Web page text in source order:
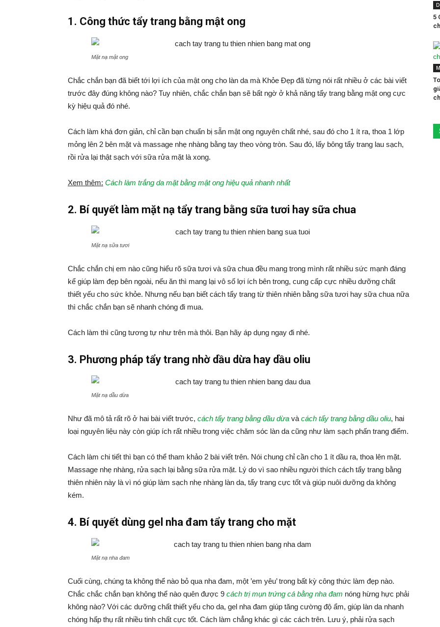
1. Công thức tẩy trang bằng mật ong
Mặt nạ mật ong
Chắc chắn bạn đã biết tới lợi ích của mật ong cho làn da mà Khỏe Đẹp đã từng nói rất nhiều ở các bài viết
trước đây đúng không nào? Tuy nhiên, chắc chắn bạn sẽ bất ngờ ở khả năng tẩy trang bằng mật ong cực
kỳ hiệu quả đó nhé.
Cách làm khá đơn giản, chỉ cần bạn chuẩn bị sẵn mật ong nguyên chất nhé, sau đó cho 1 ít ra, thoa 1 lớp
mỏng lên 2 bên mặt và massage nhẹ nhàng bằng tay theo vòng tròn. Sau đó, lấy bông tẩy trang lau sạch,
rồi rửa lại thật sạch với sữa rửa mặt là xong.
Xem thêm: Cách làm trắng da mặt bằng mật ong hiệu quả nhanh nhất
2. Bí quyết làm mặt nạ tẩy trang bằng sữa tươi hay sữa chua
Mặt nạ sữa tươi
Chắc chắn chị em nào cũng hiểu rõ sữa tươi và sữa chua đều mang trong mình rất nhiều sức mạnh đáng
kể giúp làm đẹp bên ngoài, nếu ăn thì mang lại vô số lợi ích bên trong, cung cấp cực nhiều dưỡng chất
thiết yếu cho sức khỏe. Nhưng nếu bạn biết cách tẩy trang từ thiên nhiên bằng sữa tươi hay sữa chua nữa
thì chắc chắn bạn sẽ nhanh chóng đi mua.
Cách làm thì cũng tương tự như trên mà thôi. Bạn hãy áp dụng ngay đi nhé.
3. Phương pháp tẩy trang nhờ dầu dừa hay dầu oliu
Mặt nạ dầu dừa
Như đã mô tả rất rõ ở hai bài viết trước, cách tẩy trang bằng dầu dừa và cách tẩy trang bằng dầu oliu, hai
loại nguyên liệu này còn giúp ích rất nhiều trong việc chăm sóc làn da cũng như làm sạch phấn trang điểm.
Cách làm chi tiết thì bạn có thể tham khảo 2 bài viết trên. Nói chung chỉ cần cho 1 ít dầu ra, thoa lên mặt.
Massage nhẹ nhàng, rửa sạch lại bằng sữa rửa mặt. Lý do vì sao nhiều người thích cách tẩy trang bằng
thiên nhiên này là vì nó giúp làm sạch nhẹ nhàng làn da, tẩy trang cực tốt và giúp nuôi dưỡng da không
kém.
4. Bí quyết dùng gel nha đam tẩy trang cho mặt
Mặt nạ nha đam
Cuối cùng, chúng ta không thể nào bỏ qua nha đam, một ’em yêu’ trong bất kỳ công thức làm đẹp nào.
Chắc chắc chắn bạn không thể nào quên được 9 cách trị mụn trứng cá bằng nha đam nóng hừng hực phải
không nào? Với các dưỡng chất thiết yếu cho da, gel nha đam giúp tăng cường độ ẩm, giúp làn da nhanh
chóng hấp thụ rất nhiều tinh chất cực tốt. Cách làm chẳng khác gì các cách trên. Lưu ý, phải rửa sạch
5